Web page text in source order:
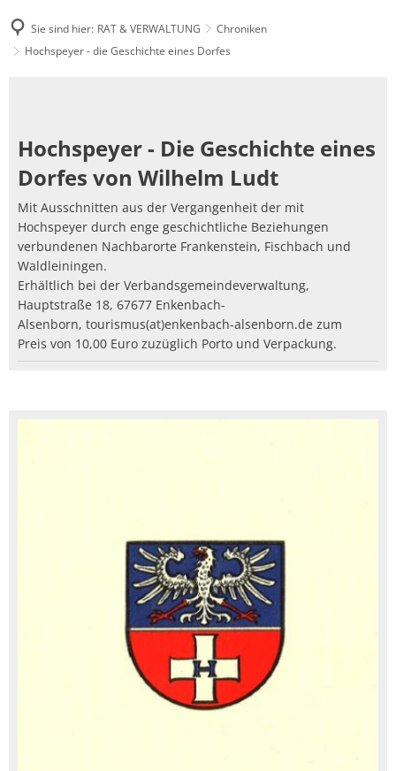
Sie sind hier: RAT & VERWALTUNG
Chroniken
Hochspeyer - die Geschichte eines Dorfes
die
Geschichte
eines
Dorfes
Hochspeyer - Die Geschichte eines
Dorfes von Wilhelm Ludt
Mit Ausschnitten aus der Vergangenheit der mit
Hochspeyer durch enge geschichtliche Beziehungen
verbundenen Nachbarorte Frankenstein, Fischbach und
Waldleiningen.
Erhältlich bei der Verbandsgemeindeverwaltung,
Hauptstraße 18, 67677 Enkenbach-
Alsenborn, tourismus(at)enkenbach-alsenborn.de zum
Preis von 10,00 Euro zuzüglich Porto und Verpackung.